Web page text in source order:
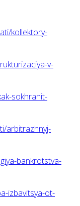
kollektory-
v-
sokhranit-
arbitrazhnyj-
bankrotstva-
izbavitsya-ot-